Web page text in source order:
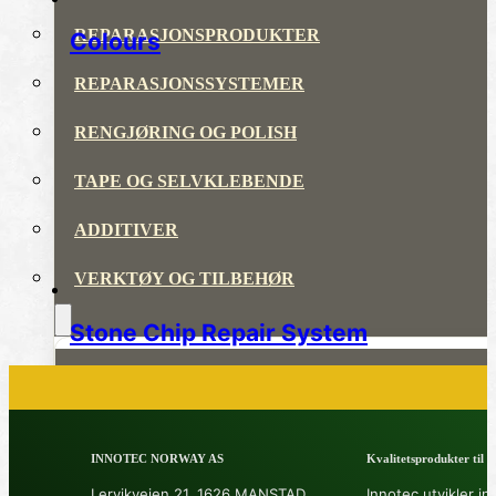
REPARASJONSPRODUKTER
REPARASJONSSYSTEMER
RENGJØRING OG POLISH
TAPE OG SELVKLEBENDE
ADDITIVER
VERKTØY OG TILBEHØR
Colours
Stone Chip Repair System
INNOTEC NORWAY AS Kvalitetsprodukter til å